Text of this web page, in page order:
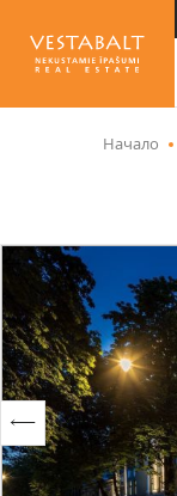
НОВОСТИ
НЕДВИЖИМОСТЬ
УСЛУГИ
ВИД НА
Начало